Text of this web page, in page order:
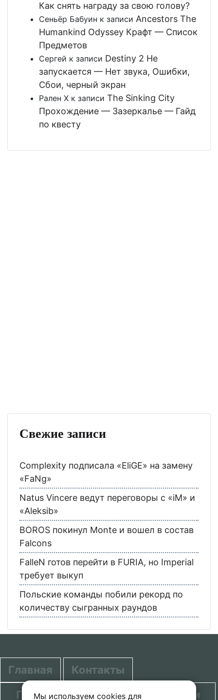
Мы используем cookies для
Как снять награду за свою голову?
Сеньёр Бабуин к записи Ancestors The
Humankind Odyssey Крафт — Список
Предметов
Сергей к записи Destiny 2 Не
запускается — Нет звука, Ошибки,
Сбои, черный экран
Рален Х к записи The Sinking City
Прохождение — Зазеркалье — Гайд
по квесту
Свежие записи
Complexity подписала «EliGE» на замену
«FaNg»
Natus Vincere ведут переговоры с «iM» и
«Aleksib»
BOROS покинул Monte и вошел в состав
Falcons
FalleN готов перейти в FURIA, но Imperial
требует выкуп
Польские команды побили рекорд по
количеству сыгранных раундов
Главная
Контакты
Политика в отношении обработки